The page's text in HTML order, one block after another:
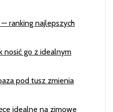
ranking najlepszych
nosić go z idealnym
pod tusz zmienia
idealne na zimowe